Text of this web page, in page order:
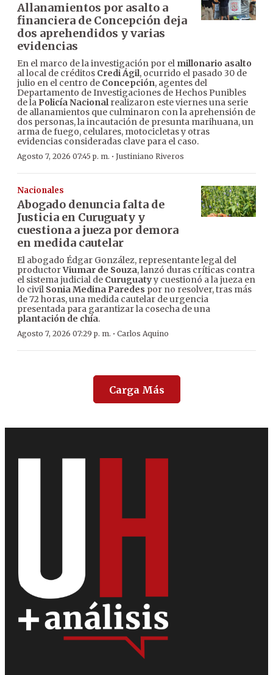
Allanamientos por asalto a
financiera de Concepción deja
dos aprehendidos y varias
evidencias
En el marco de la investigación por el millonario asalto
al local de créditos Credi Ágil, ocurrido el pasado 30 de
julio en el centro de Concepción, agentes del
Departamento de Investigaciones de Hechos Punibles
de la Policía Nacionalrealizaron este viernes una serie
de allanamientos que culminaron con la aprehensión de
dos personas, la incautación de presunta marihuana, un
arma de fuego, celulares, motocicletas y otras
evidencias consideradas clave para el caso.
Agosto 7, 2026 07:45 p. m. · Justiniano Riveros
Nacionales
Abogado denuncia falta de
Justicia en Curuguaty y
cuestiona a jueza por demora
en medida cautelar
El abogado Édgar González, representante legal del
productorViumar de Souza, lanzó duras críticas contra
el sistema judicial de Curuguatyy cuestionó a la jueza en
lo civil Sonia Medina Paredes por no resolver, tras más
de 72 horas, una medida cautelar de urgencia
presentada para garantizar la cosecha de una
plantación de chía.
Agosto 7, 2026 07:29 p. m. · Carlos Aquino
Carga Más